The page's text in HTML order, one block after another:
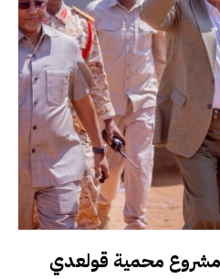
مشروع محمية قولعدي